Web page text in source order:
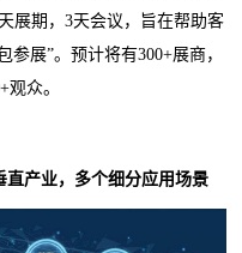
展期，3天会议，旨在帮助客
展”。预计将有300+展商，
观众。
产业，多个细分应用场景